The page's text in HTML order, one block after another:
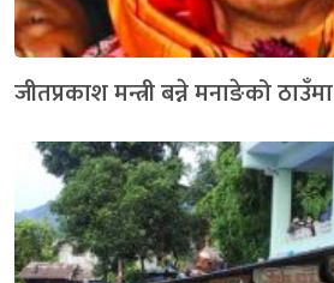
जीतप्रकाश मन्त्री बन्ने मनाङेको ठाउँमा